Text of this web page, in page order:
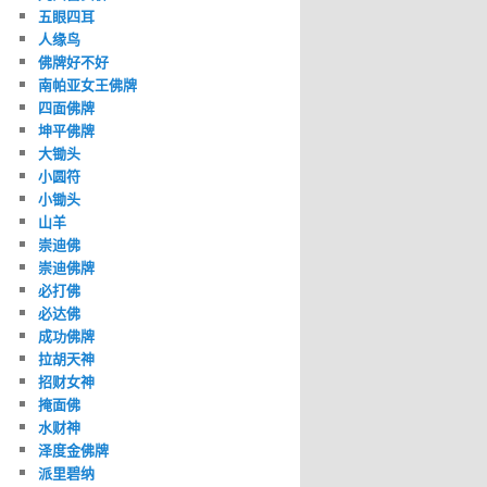
五眼四耳
人缘鸟
佛牌好不好
南帕亚女王佛牌
四面佛牌
坤平佛牌
大锄头
小圆符
小锄头
山羊
崇迪佛
崇迪佛牌
必打佛
必达佛
成功佛牌
拉胡天神
招财女神
掩面佛
水财神
泽度金佛牌
派里碧纳